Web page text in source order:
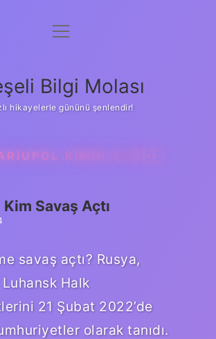
Anasayfa
Yasal Uyarı
menüyü
Bilgi Molası
hikayelerle gününü şenlendir!
KIMIN ELINDE
Savaş Açtı
savaş açtı? Rusya,
Halk
21 Şubat 2022’de
olarak tanıdı.